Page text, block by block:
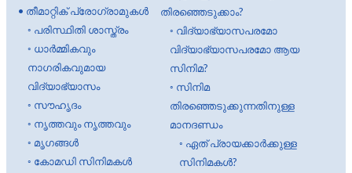
• തീമാറ്റിക് പ്രോഗ്രാമുകൾ
◦ പരിസ്ഥിതി ശാസ്ത്രം
◦ ധാർമ്മികവും
നാഗരികവുമായ
വിദ്യാഭ്യാസം
◦ സൗഹൃദം
◦ നൃത്തവും നൃത്തവും
◦ മൃഗങ്ങൾ
◦ കോമഡി സിനിമകൾ
തിരഞ്ഞെടുക്കാം?
◦ വിദ്യാഭ്യാസപരമോ
വിദ്യാഭ്യാസപരമോ ആയ
സിനിമ?
◦ സിനിമ
തിരഞ്ഞെടുക്കുന്നതിനുള്ള
മാനദണ്ഡം
◦ ഏത് പ്രായക്കാർക്കുള്ള
സിനിമകൾ?